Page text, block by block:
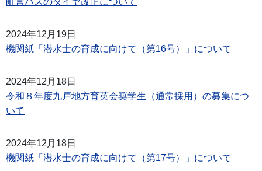
2024年12月19日
機関紙「潜水士の育成に向けて（第16号）」について
2024年12月18日
令和８年度九戸地方育英会奨学生（通常採用）の募集につ
いて
2024年12月18日
機関紙「潜水士の育成に向けて（第17号）」について